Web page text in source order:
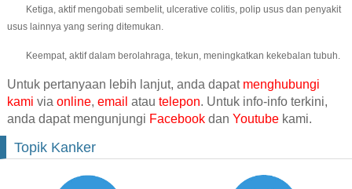
Ketiga, aktif mengobati sembelit, ulcerative colitis, polip usus dan penyakit
usus lainnya yang sering ditemukan.
Keempat, aktif dalam berolahraga, tekun, meningkatkan kekebalan tubuh.
Untuk pertanyaan lebih lanjut, anda dapat menghubungi
kami via online, email atau telepon. Untuk info-info terkini,
anda dapat mengunjungi Facebookdan Youtubekami.
Topik Kanker